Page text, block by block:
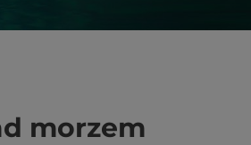
morzem